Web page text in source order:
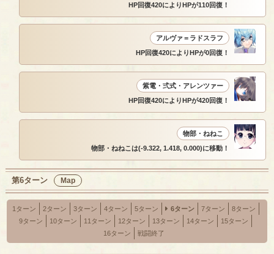
HP回復420によりHPが110回復！
アルヴァ＝ラドスラフ
HP回復420によりHPが0回復！
紫電・弍式・アレンツァー
HP回復420によりHPが420回復！
物部・ねねこ
物部・ねねこは(-9.322, 1.418, 0.000)に移動！
第6ターン Map
1ターン 2ターン 3ターン 4ターン 5ターン 6ターン 7ターン
8ターン
9ターン
10ターン 11ターン 12ターン 13ターン 14ターン
15ターン
16ターン
戦闘終了